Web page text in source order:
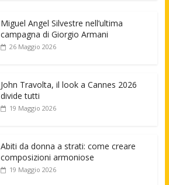
Miguel Angel Silvestre nell’ultima
campagna di Giorgio Armani
26 Maggio 2026
John Travolta, il look a Cannes 2026
divide tutti
19 Maggio 2026
Abiti da donna a strati: come creare
composizioni armoniose
19 Maggio 2026